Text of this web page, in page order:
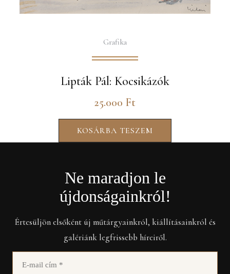
Grafika
Lipták Pál: Kocsikázók
25.000 Ft
KOSÁRBA TESZEM
Ne maradjon le
újdonságainkról!
Értesüljön elsőként új műtárgyainkról, kiállításainkról és
galériánk legfrissebb híreiről.